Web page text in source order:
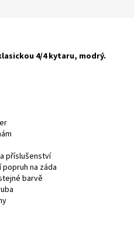
4/4 kytaru, modrý.
příslušenství
na záda
barvě